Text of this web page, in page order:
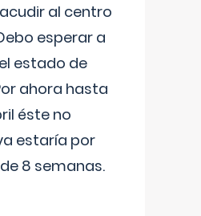
al centro
esperar a
estado de
ahora hasta
éste no
estaría por
8 semanas.